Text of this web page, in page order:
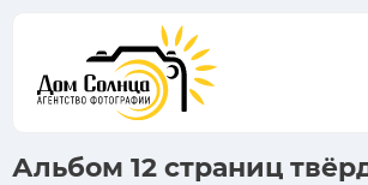
Альбом 12 страниц